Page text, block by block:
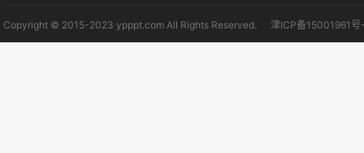
Copyright © 2015-2023 ypppt.com All Rights Reserved. 津ICP备15001961号